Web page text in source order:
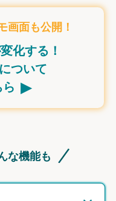
画面も公開！
化する！
ついて
▸
な機能も